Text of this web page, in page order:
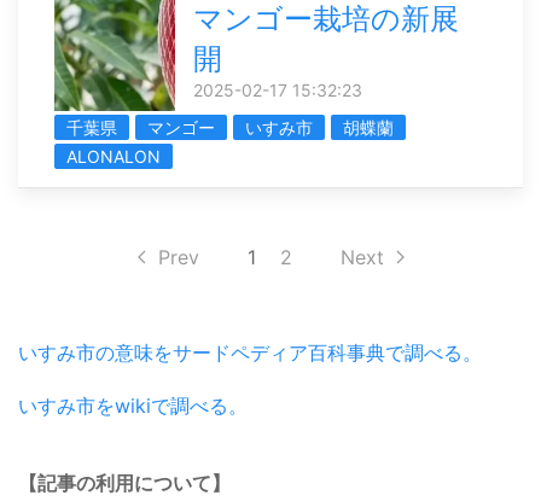
マンゴー栽培の新展
開
2025-02-17 15:32:23
千葉県
マンゴー いすみ市
胡蝶蘭
ALONALON
Prev 1 2 Next
いすみ市の意味をサードペディア百科事典で調べる。
いすみ市をwikiで調べる。
【記事の利用について】